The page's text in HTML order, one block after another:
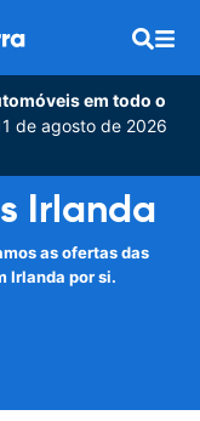
em todo o
de agosto de 2026
Irlanda
as ofertas das
Irlanda por si.